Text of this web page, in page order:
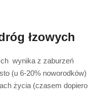
łzowych
wynika z zaburzeń
(u 6-20% noworodków)
życia (czasem dopiero